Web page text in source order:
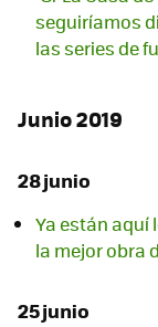
seguiríamos
las series de
Junio 2019
28 junio
Ya están aquí
la mejor obra
25 junio